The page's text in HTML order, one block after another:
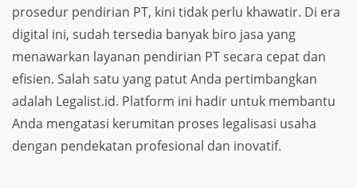
prosedur pendirian PT, kini tidak perlu khawatir. Di era
digital ini, sudah tersedia banyak biro jasa yang
menawarkan layanan pendirian PT secara cepat dan
efisien. Salah satu yang patut Anda pertimbangkan
adalah Legalist.id. Platform ini hadir untuk membantu
Anda mengatasi kerumitan proses legalisasi usaha
dengan pendekatan profesional dan inovatif.